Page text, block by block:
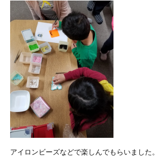
アイロンビーズなどで楽しんでもらいました。